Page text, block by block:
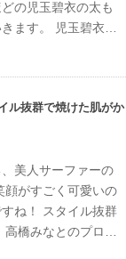
の児玉碧衣の太も
きます。 児玉碧衣…
ル抜群で焼けた肌がか
美人サーファーの
顔がすごく可愛いの
ね！ スタイル抜群
高橋みなとのプロ…